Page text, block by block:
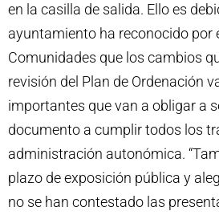
en la casilla de salida. Ello es
ayuntamiento ha reconocido por
Comunidades que los cambios
revisión del Plan de Ordenación
importantes que van a obligar a
documento a cumplir todos los
administración autonómica.
plazo de exposición pública y
no se han contestado las